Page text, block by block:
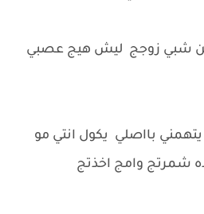
شبي زوجج ليش هيج عصبي
بااصلي يكول انتي مو
شمرتج وامج اخذتج